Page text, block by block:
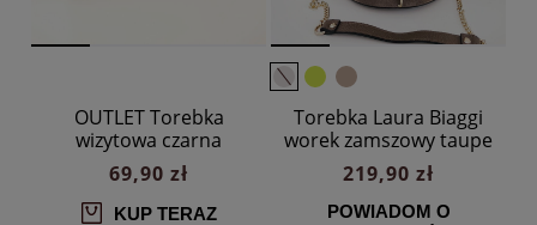
OUTLET Torebka
wizytowa czarna
błyszcząca podłużna
69,90 zł
KUP TERAZ
Torebka Laura Biaggi
worek zamszowy taupe
219,90 zł
POWIADOM O